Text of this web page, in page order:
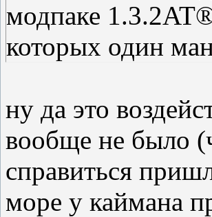
модпаке
которых один
ну да это
вообще не было
справиться
море у каймана